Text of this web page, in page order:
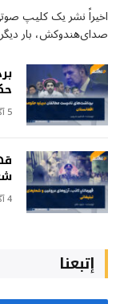
اخیراً نشر یک کلیپ
صدای‌هندوکش، بار
5 آگست 2026
4 آگست 2026
إتبعنا